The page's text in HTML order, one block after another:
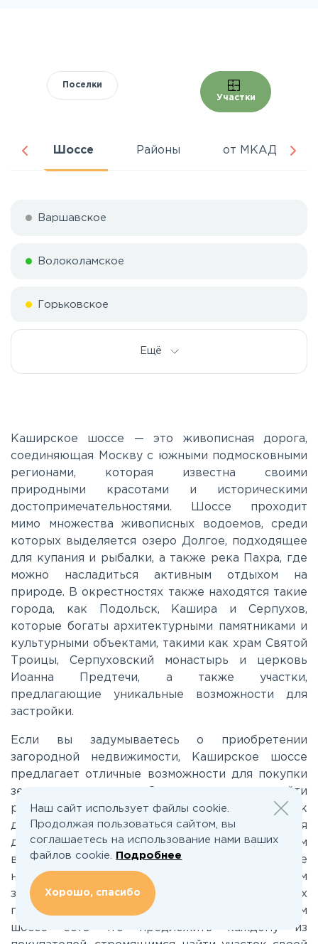
Поселки
Участки
Шоссе Районы от МКАД
Варшавское
Волоколамское
Горьковское
Калужское
Каширское
Киевское
Ленинградское
Лихачевское
Минское
Можайское
Новорижское
Новорязанское
Носовихинское
Рогачёвское
Ещё
Каширское шоссе — это живописная дорога,
соединяющая Москву с южными подмосковными
регионами, которая известна своими
природными красотами и историческими
достопримечательностями. Шоссе проходит
мимо множества живописных водоемов, среди
которых выделяется озеро Долгое, подходящее
для купания и рыбалки, а также река Пахра, где
можно насладиться активным отдыхом на
природе. В окрестностях также находятся такие
города, как Подольск, Кашира и Серпухов,
которые богаты архитектурными памятниками и
культурными объектами, такими как храм Святой
Троицы, Серпуховский монастырь и церковь
Иоанна Предтечи, а также участки,
предлагающие уникальные возможности для
застройки.
Если вы задумываетесь о приобретении
загородной недвижимости, Каширское шоссе
предлагает отличные возможности для покупки
земельных участков. Здесь вы можете найти
разнообразные участки, которые подойдут как
для строительства собственного дома, так и для
дачи. Местные предложения помогут вам
выбрать идеальный участок, где вы сможете
наслаждаться природой и комфортом
загородной жизни. Независимо от ваших
предпочтений или бюджета, на Каширском
шоссе есть что предложить каждому из
Наш сайт использует файлы cookie.
Продолжая пользоваться сайтом, вы
соглашаетесь на использование нами ваших
файлов cookie.
Подробнее
Хорошо, спасибо